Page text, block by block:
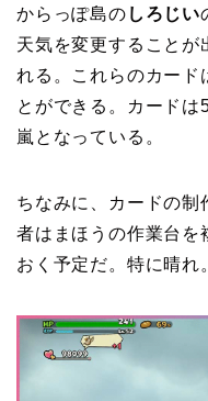
からっぽ島の しろじい
天気を変更することが
れる。これらのカード
とができる。カードは
嵐となっている。
ちなみに、カードの制
者はまほうの作業台を
おく予定だ。特に晴れ